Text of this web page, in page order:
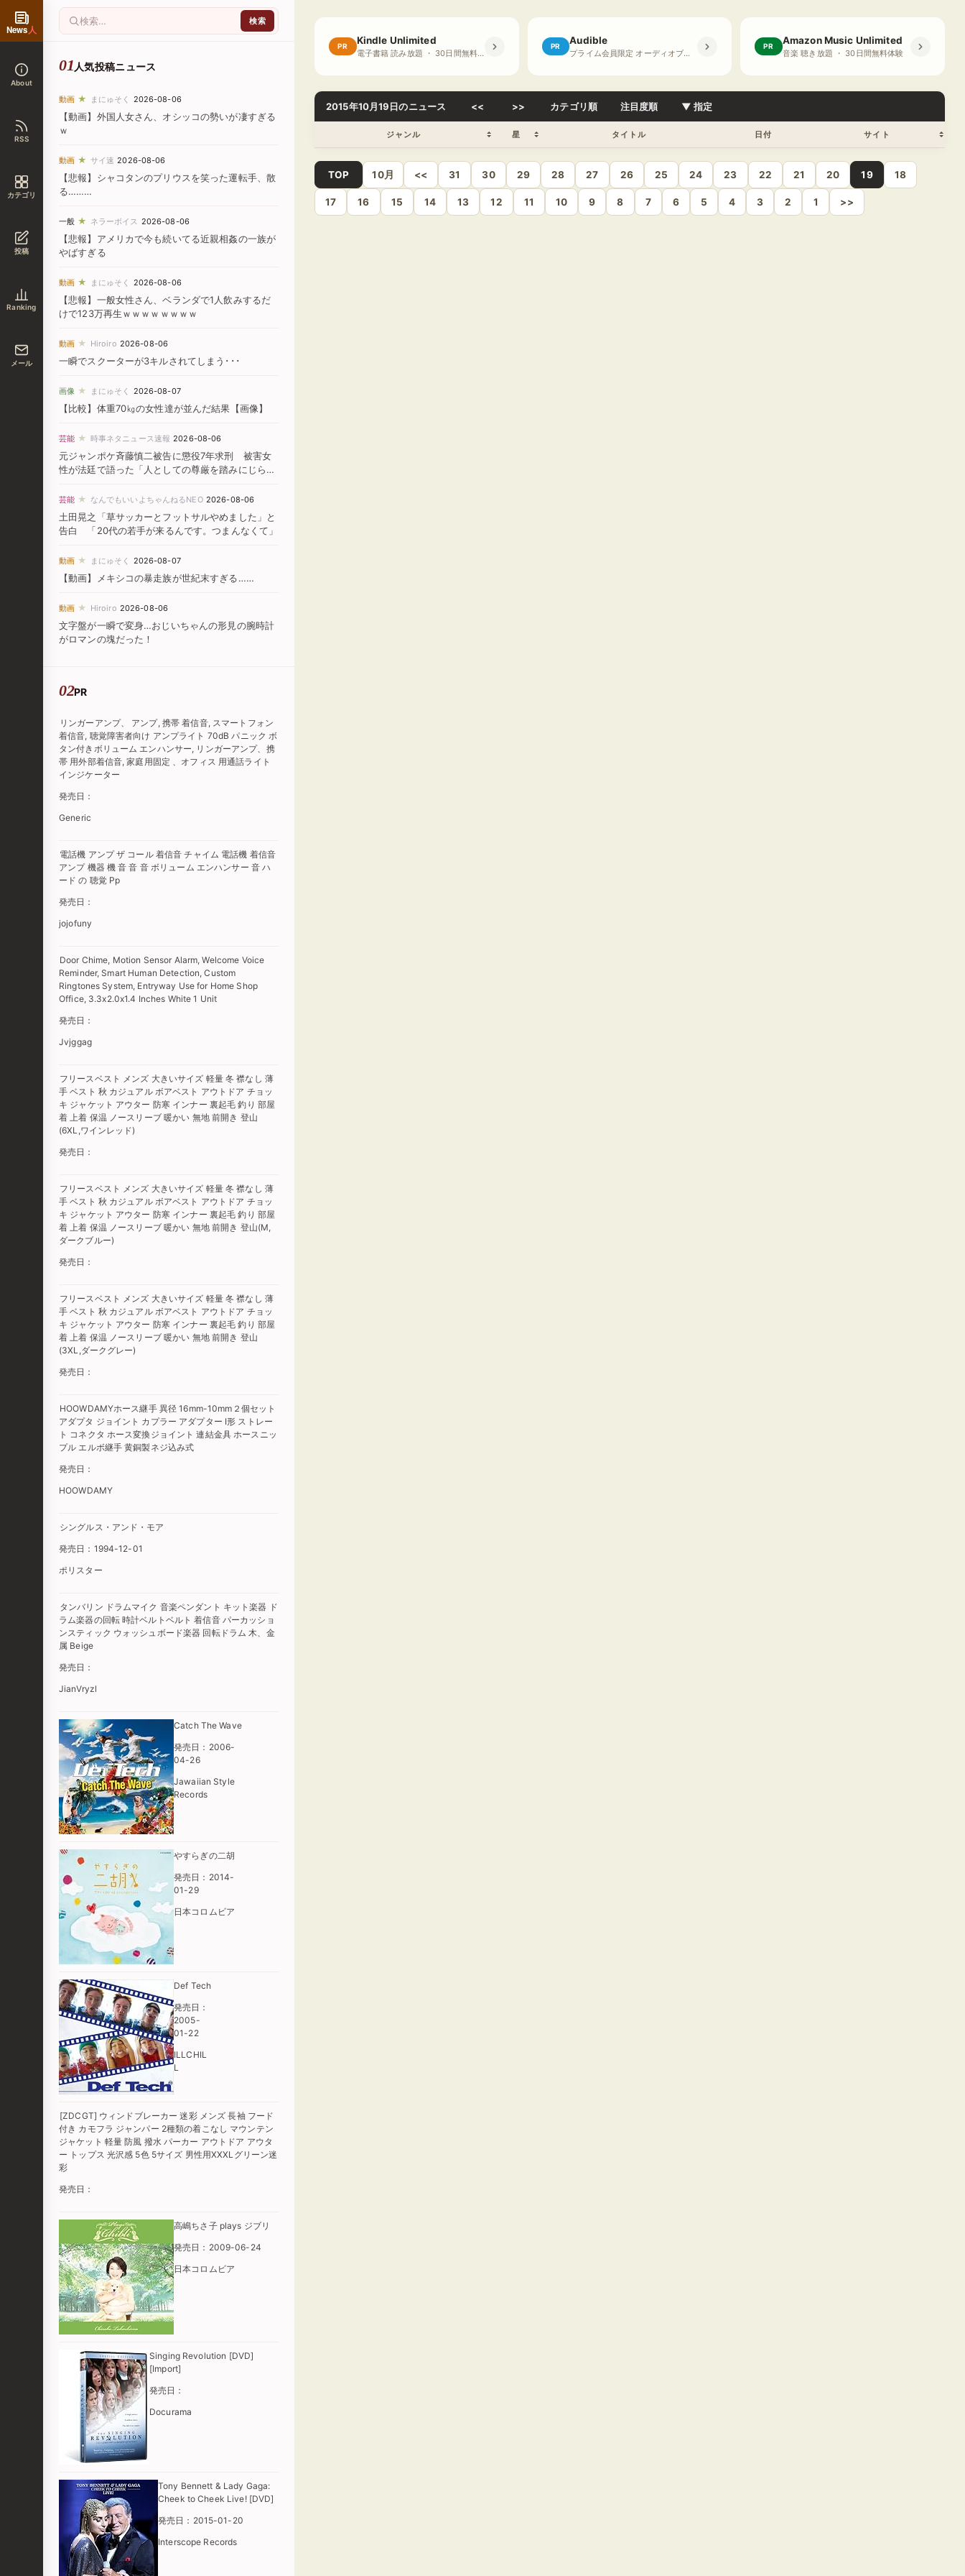
News人
About
RSS
カテゴリ
投稿
Ranking
メール
人気投稿ニュース
動画 ★ まにゅそく 2026-08-06
【動画】外国人女さん、オシッコの勢いが凄すぎる
ｗ
動画 ★ サイ速 2026-08-06
【悲報】シャコタンのプリウスを笑った運転手、散
る………
一般 ★ ネラーボイス 2026-08-06
【悲報】アメリカで今も続いてる近親相姦の一族が
やばすぎる
動画 ★ まにゅそく 2026-08-06
【悲報】一般女性さん、ベランダで1人飲みするだ
けで123万再生ｗｗｗｗｗｗｗｗ
動画 ★ Hiroiro 2026-08-06
一瞬でスクーターが3キルされてしまう･･･
画像 ★ まにゅそく 2026-08-07
【比較】体重70㎏の女性達が並んだ結果【画像】
芸能 ★ 時事ネタニュース速報 2026-08-06
元ジャンポケ斉藤慎二被告に懲役7年求刑 被害女
性が法廷で語った「人としての尊厳を踏みにじられ
芸能 ★ なんでもいいよちゃんねるNEO 2026-08-06
土田晃之「草サッカーとフットサルやめました」と
告白 「20代の若手が来るんです。つまんなくて」
動画 ★ まにゅそく 2026-08-07
【動画】メキシコの暴走族が世紀末すぎる……
動画 ★ Hiroiro 2026-08-06
文字盤が一瞬で変身…おじいちゃんの形見の腕時計
がロマンの塊だった！
PR
リンガーアンプ、 アンプ, 携帯 着信音, スマートフォン
着信音, 聴覚障害者向け アンプライト 70dB パニック ボ
タン付きボリューム エンハンサー, リンガーアンプ、携
帯 用外部着信音, 家庭用固定 、オフィス 用通話ライト
インジケーター
発売日：
Generic
電話機 アンプ ザ コール 着信音 チャイム 電話機 着信音
アンプ 機器 機 音 音 音 ボリューム エンハンサー 音 ハ
ード の 聴覚 Pp
発売日：
jojofuny
Door Chime, Motion Sensor Alarm, Welcome Voice
Reminder, Smart Human Detection, Custom
Ringtones System, Entryway Use for Home Shop
Office, 3.3x2.0x1.4 Inches White 1 Unit
発売日：
Jvjggag
フリースベスト メンズ 大きいサイズ 軽量 冬 襟なし 薄
手 ベスト 秋 カジュアル ボアベスト アウトドア チョッ
キ ジャケット アウター 防寒 インナー 裏起毛 釣り 部屋
着 上着 保温 ノースリーブ 暖かい 無地 前開き 登山
(6XL,ワインレッド)
発売日：
フリースベスト メンズ 大きいサイズ 軽量 冬 襟なし 薄
手 ベスト 秋 カジュアル ボアベスト アウトドア チョッ
キ ジャケット アウター 防寒 インナー 裏起毛 釣り 部屋
着 上着 保温 ノースリーブ 暖かい 無地 前開き 登山(M,
ダークブルー)
発売日：
フリースベスト メンズ 大きいサイズ 軽量 冬 襟なし 薄
手 ベスト 秋 カジュアル ボアベスト アウトドア チョッ
キ ジャケット アウター 防寒 インナー 裏起毛 釣り 部屋
着 上着 保温 ノースリーブ 暖かい 無地 前開き 登山
(3XL,ダークグレー)
発売日：
HOOWDAMYホース継手 異径 16mm-10mm２個セット
アダプタ ジョイント カプラー アダプター I形 ストレー
ト コネクタ ホース変換ジョイント 連結金具 ホースニッ
プル エルボ継手 黄銅製‌ネジ込み式‌
発売日：
HOOWDAMY
シングルス・アンド・モア
発売日：1994-12-01
ポリスター
タンバリン ドラムマイク 音楽ペンダント キット楽器 ド
ラム楽器の回転 時計ベルトベルト 着信音 パーカッショ
ンスティック ウォッシュボード楽器 回転ドラム 木、金
属 Beige
発売日：
JianVryzl
Catch The Wave
発売日：2006-
04-26
Jawaiian Style
Records
やすらぎの二胡
発売日：2014-
01-29
日本コロムビア
Def Tech
発売日：
2005-
01-22
ILLCHIL
L
[ZDCGT] ウィンドブレーカー 迷彩 メンズ 長袖 フード
付き カモフラ ジャンパー 2種類の着こなし マウンテン
ジャケット 軽量 防風 撥水 パーカー アウトドア アウタ
ー トップス 光沢感 5色 5サイズ 男性用XXXLグリーン迷
彩
発売日：
高嶋ちさ子 plays ジブリ
発売日：2009-06-24
日本コロムビア
Singing Revolution [DVD]
[Import]
発売日：
Docurama
Tony Bennett & Lady Gaga:
Cheek to Cheek Live! [DVD]
発売日：2015-01-20
Interscope Records
PR Kindle Unlimited
電子書籍 読み放題 ・ 30日間無料体験
PR Audible
プライム会員限定 オーディオブック ・ 30日間無料体験
PR Amazon Music Unlimited
音楽 聴き放題 ・ 30日間無料体験
2015年10月19日のニュース << >> カテゴリ順 注目度順 ▼ 指定
ジャンル 星 タイトル 日付 サイト
TOP 10月 << 31 30 29 28 27 26 25 24 23 22 21 20 19 18
17 16 15 14 13 12 11 10 9 8 7 6 5 4 3 2 1 >>